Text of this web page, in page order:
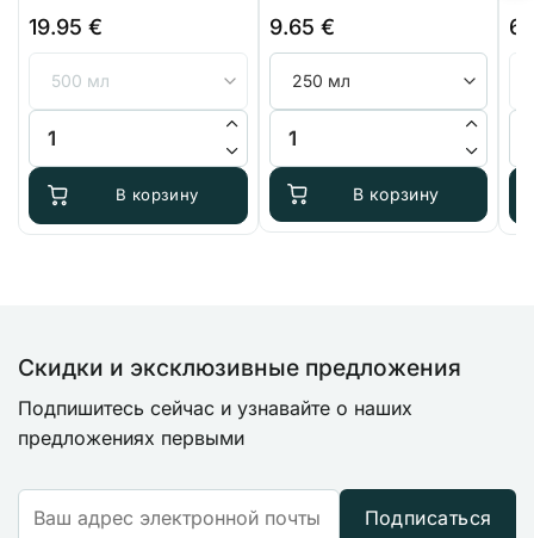
19.95 €
Количество товара Enzymes+ Advanced Hydroponics of
В корзину
9.65 €
Количество товара Advanced
В корзину
Скидки и эксклюзивные предложения
Подпишитесь сейчас и узнавайте о наших
предложениях первыми
Подписаться